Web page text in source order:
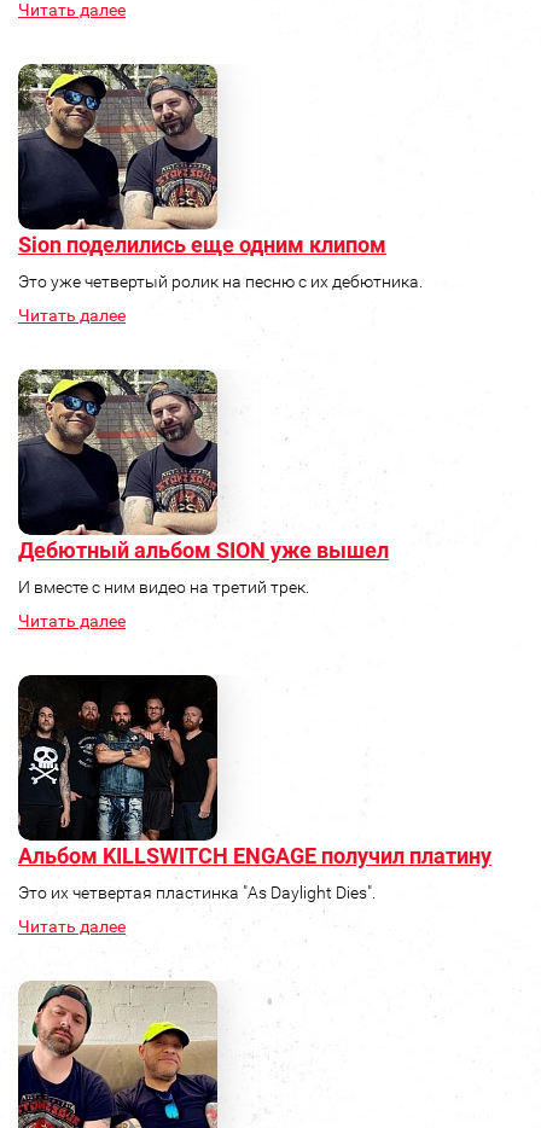
Читать далее
Sion поделились еще одним клипом
Это уже четвертый ролик на песню с их дебютника.
Читать далее
Дебютный альбом SION уже вышел
И вместе с ним видео на третий трек.
Читать далее
Альбом KILLSWITCH ENGAGE получил платину
Это их четвертая пластинка "As Daylight Dies".
Читать далее